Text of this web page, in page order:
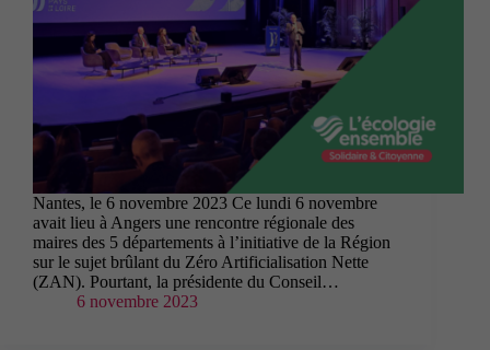
Nantes, le 6 novembre 2023 Ce lundi 6 novembre
avait lieu à Angers une rencontre régionale des
maires des 5 départements à l’initiative de la Région
sur le sujet brûlant du Zéro Artificialisation Nette
(ZAN). Pourtant, la présidente du Conseil…
6 novembre 2023